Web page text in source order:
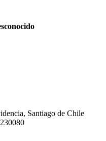
Santiago de Chile